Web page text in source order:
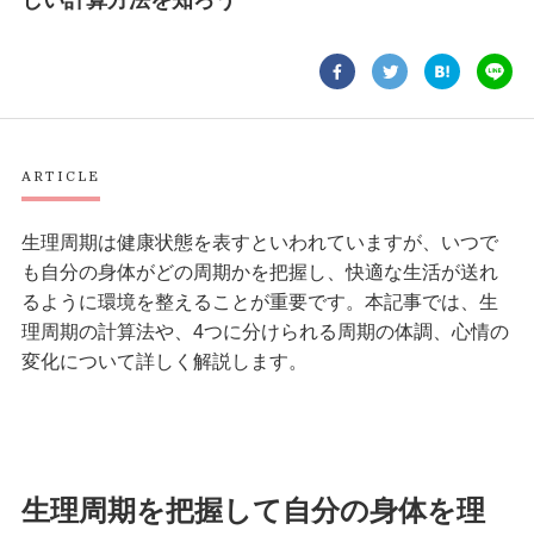
ARTICLE
生理周期は健康状態を表すといわれていますが、いつで
も自分の身体がどの周期かを把握し、快適な生活が送れ
るように環境を整えることが重要です。本記事では、生
理周期の計算法や、4つに分けられる周期の体調、心情の
変化について詳しく解説します。
生理周期を把握して自分の身体を理